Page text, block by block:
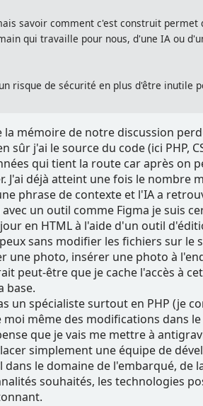
savoir comment c'est construit permet
qui travaille pour nous, d'une IA ou
risque de sécurité en plus d'être inutile
mémoire de notre discussion
j'ai le source du code (ici PHP,
qui tient la route car après on
déjà atteint une fois le nombre
phrase de contexte et l'IA a
un outil comme Figma je suis
en HTML à l'aide d'un outil
sans modifier les fichiers sur le
photo, insérer une photo à
peut-être que je cache l'accès à
base.
spécialiste surtout en PHP (je
même des modifications dans
que je vais me mettre à
simplement une équipe de
le domaine de l'embarqué, de
souhaités, les technologies